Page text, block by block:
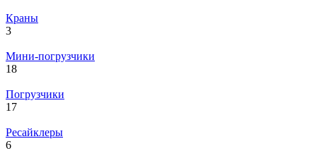
Краны
3
Мини-погрузчики
18
Погрузчики
17
Ресайклеры
6